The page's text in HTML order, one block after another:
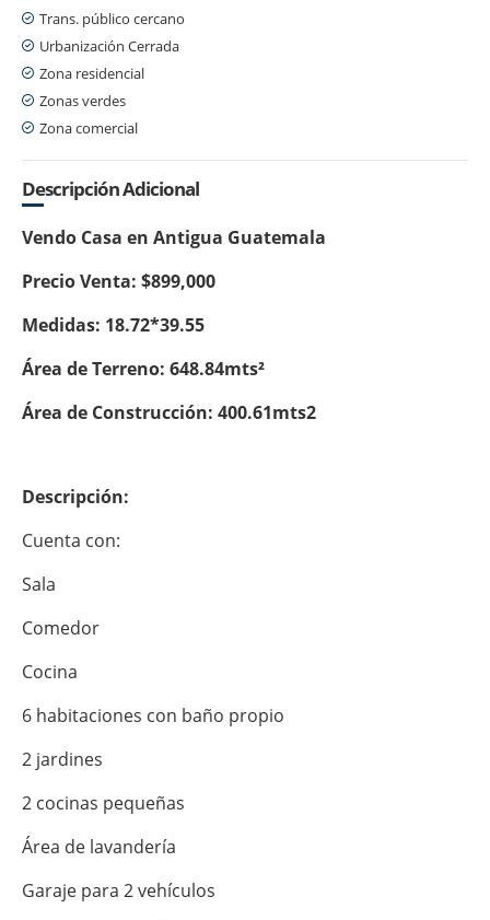
Trans. público cercano
Urbanización Cerrada
Zona residencial
Zonas verdes
Zona comercial
Descripción Adicional
Vendo Casa en Antigua Guatemala
Precio Venta: $899,000
Medidas: 18.72*39.55
Área de Terreno: 648.84mts²
Área de Construcción: 400.61mts2
Descripción:
Cuenta con:
Sala
Comedor
Cocina
6 habitaciones con baño propio
2 jardines
2 cocinas pequeñas
Área de lavandería
Garaje para 2 vehículos